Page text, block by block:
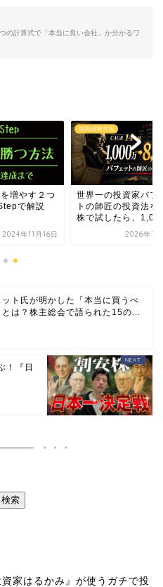
の計算式で「本当に良い会社」か分かるワ
増やす２つ
で解説
2024年11月16日
投資/分析方法
世界一の投資家バフ
トの師匠の投資法を
株で試したら、
2026年7
ット氏が明かした「本当に買うべ
とは？株主総会で語られた15の...
！『日
検索
資家はるかみ』が使うガチで投